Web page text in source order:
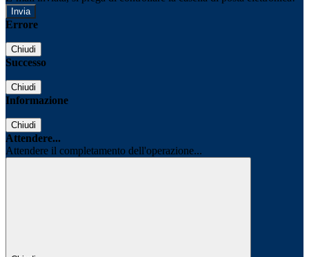
Errore
Chiudi
Successo
Chiudi
Informazione
Chiudi
Attendere...
Attendere il completamento dell'operazione...